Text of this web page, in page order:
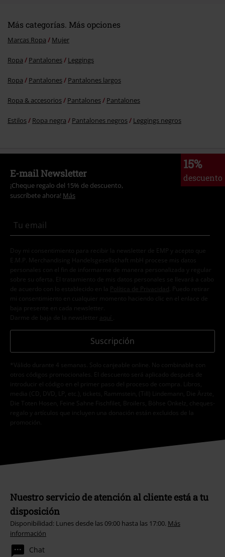
Más categorías. Más opciones
Marcas Ropa Mujer
Ropa Pantalones Leggings
Ropa Pantalones Pantalones largos
Ropa & accesorios Pantalones Pantalones
Estilos Ropa negra Pantalones negros Leggings negros
15%
descuento
E-mail Newsletter
¡Cheque regalo del 15% de descuento,
suscríbete ahora! Más
Doy mi consentimiento para recibir la newsletter de EMP y acepto que
E.M.P. Merchandising Handelsgesellschaft mbH procese mis datos
personales con el fin de informarme de manera personalizada y regular
sobre su oferta. El tratamiento de mis datos personales se llevará a cabo
de acuerdo con lo establecido en la
Política de Privacidad . Puedo retirar
mi consentimiento en cualquier momento haciendo clic en el enlace de
baja presente en cada newsletter.
Darme de baja de la newsletter
aquí
Suscripción
*Válido durante 4 semanas. Solo canjeable online. No combinable con
otros códigos promocionales. El descuento será aplicado después de
introducir el código en el primer paso del proceso de compra. Libros,
media (CD, DVD, LP, etc.), tickets, Rammstein, (Till) Lindemann, Die Ärzte,
Die Toten Hosen, Feine Sahne Fischfilet, Broilers, Böhse Onkelz, cheques-
regalo y artículos que incluyen una donación están excluidos de la
promoción.
Nuestro servicio de atención al cliente está a tu
disposición
Disponibilidad: Lunes desde las 09:00 hasta las 17:00. Más
información
Chat